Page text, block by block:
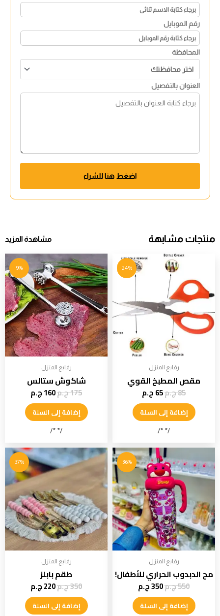
رقم الموبايل
المحافظة
العنوان بالتفصيل
اضغط هنا للشراء
منتجات مشابهة مشاهدة المزيد
24%
رفايع المنزل
مقص المطبخ القوي
85ج.م65ج.م
إضافة إلى السلة
/* */
9%
رفايع المنزل
شاكوش ستالس
175ج.م160ج.م
إضافة إلى السلة
/* */
36%
رفايع المنزل
مج الدبدوب الحراري للأطفال!
550ج.م350ج.م
إضافة إلى السلة
37%
رفايع المنزل
طقم بابلز
350ج.م220ج.م
إضافة إلى السلة